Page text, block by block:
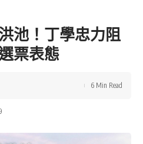
池！丁學忠力阻
票表態
6 Min Read